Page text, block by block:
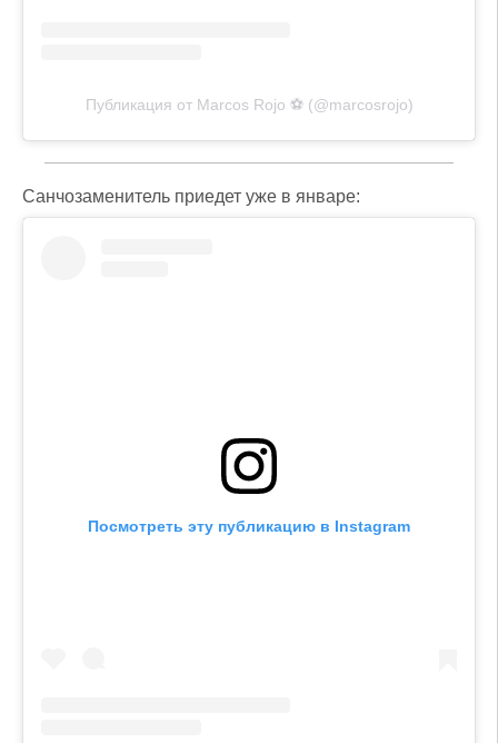
Публикация от Marcos Rojo ⚽️ (@marcosrojo)
Санчозаменитель приедет уже в январе:
Посмотреть эту публикацию в Instagram